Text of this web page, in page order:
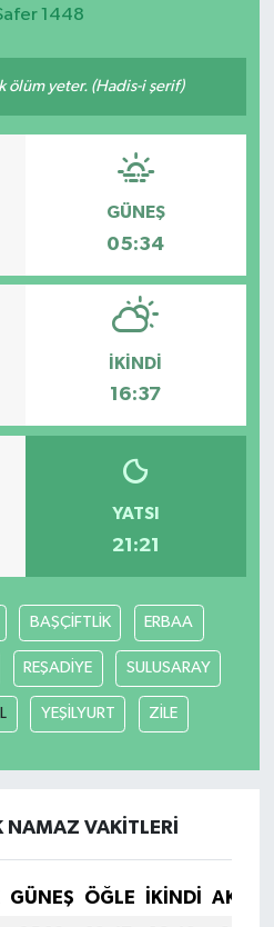
1448
ölüm yeter. (Hadis-i şerif)
GÜNEŞ
05:34
İKINDI
16:37
YATSI
21:21
BAŞÇİFTLİK ERBAA
REŞADİYE SULUSARAY
YEŞİLYURT ZİLE
NAMAZ VAKITLERI
GÜNEŞ ÖĞLE İKINDI